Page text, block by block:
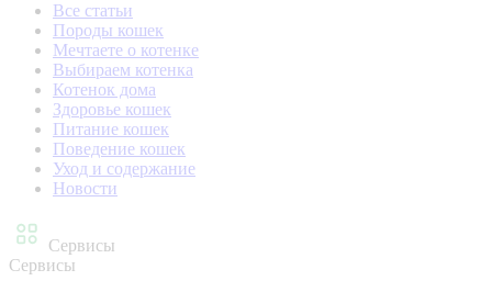
Все статьи
Породы кошек
Мечтаете о котенке
Выбираем котенка
Котенок дома
Здоровье кошек
Питание кошек
Поведение кошек
Уход и содержание
Новости
Сервисы
Сервисы